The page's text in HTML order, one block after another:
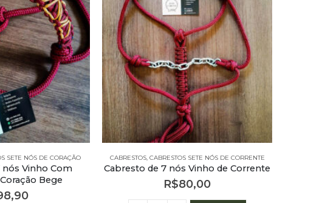
SIMPLES
SETE NÓS DE CORAÇÃO
nós Vinho Com
Bege
CABRESTOS, CABRESTOS SETE NÓS DE CORRENTE
Cabresto de 7 nós Vinho de Corrente
R$80,00